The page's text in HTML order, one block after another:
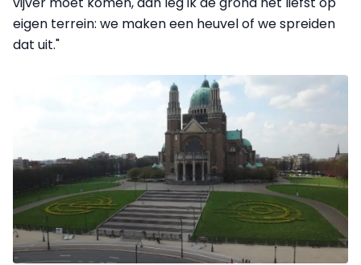
eigen terrein: we maken een heuvel of we spreiden
dat uit."